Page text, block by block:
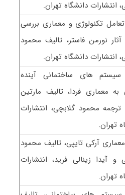
انتشارات دانشگاه تهران.
تکنولوژی و معماری بررسی
نورمن فاستر، تالیف محمود
انتشارات دانشگاه تهران.
های ساختمانی آینده
به معماری فردا، تالیف مارتین
ترجمه محمود گلابچی، انتشارات
تهران.
آرکی تایپی، تالیف محمود
و آیدا زینالی فرید، انتشارات
تهران.